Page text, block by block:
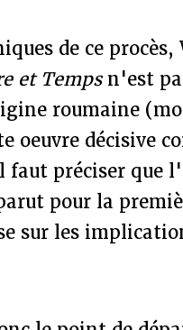
de ce
et Tempsn'est
roumaine
oeuvre décisive
faut préciser que
pour la
sur les